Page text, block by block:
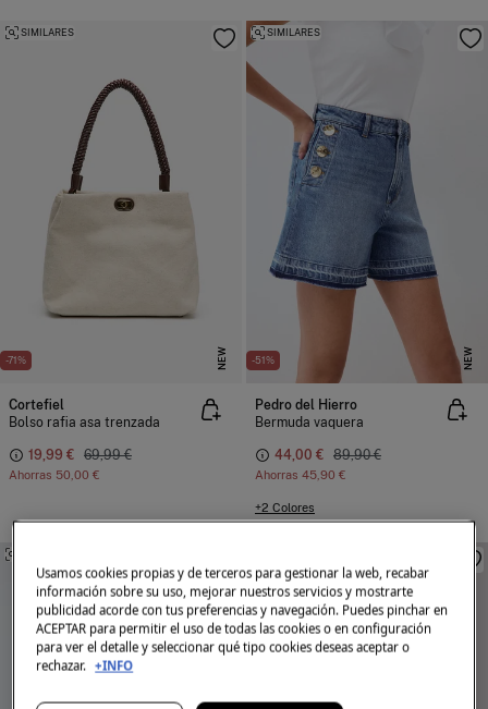
-71% NEW
SIMILARES
Cortefiel
Bolso rafia asa trenzada
19,99 € 69,99 €
Ahorras 50,00 €
-51% NEW
SIMILARES
Pedro del Hierro
Bermuda vaquera
44,00 € 89,90 €
Ahorras 45,90 €
+2 Colores
Usamos cookies propias y de terceros para gestionar la web, recabar
información sobre su uso, mejorar nuestros servicios y mostrarte
publicidad acorde con tus preferencias y navegación. Puedes pinchar en
ACEPTAR para permitir el uso de todas las cookies o en configuración
para ver el detalle y seleccionar qué tipo cookies deseas aceptar o
rechazar. +INFO